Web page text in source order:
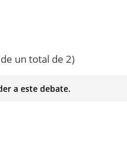
un total de 2)
a este debate.